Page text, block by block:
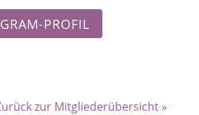
PROFIL
zur Mitgliederübersicht »